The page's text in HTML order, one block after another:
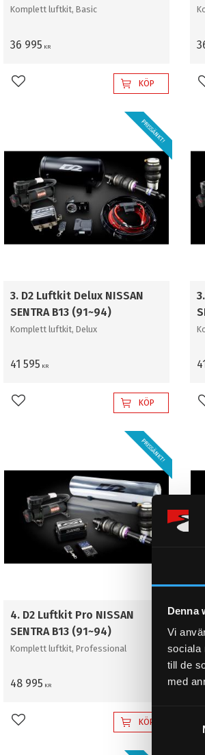
Denna
Vi
sociala
till de
med
S
a
Komplett luftkit, Basic
36 995 KR
Lägg till i favoriter KÖP
3. D2 Luftkit Delux NISSAN
SENTRA B13 (91~94)
Komplett luftkit, Delux
41 595 KR
PRISSÄNKT!
Lägg till i favoriter KÖP
4. D2 Luftkit Pro NISSAN
SENTRA B13 (91~94)
Komplett luftkit, Professional
48 995 KR
PRISSÄNKT!
Lägg till i favoriter KÖP